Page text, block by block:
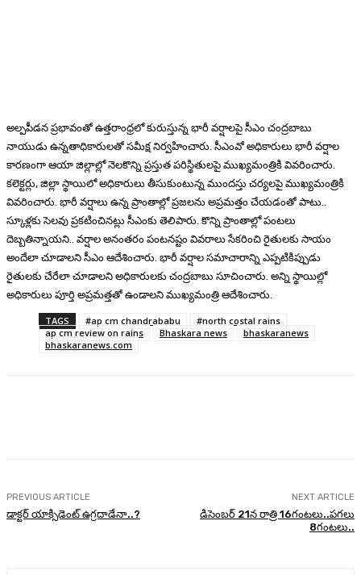
అల్పపీడన ప్రభావంతో ఉత్తరాంధ్రలో కురుస్తున్న భారీ వర్షాలపై సీఎం చంద్రబాబు
నాయుడు ఉన్నతాధికారులతో సమీక్ష నిర్వహించారు. సీఎంవో అధికారులు భారీ వర్షాల
కారణంగా ఆయా జిల్లాల్లో నెలకొన్ని ప్రస్తుత పరిస్థితులపై ముఖ్యమంత్రికి వివరించారు.
కలెక్టర్లు, జిల్లా స్థాయిలో అధికారులు తీసుకుంటున్న ముందస్తు చర్యలపై ముఖ్యమంత్రికి
వివరించారు. భారీ వర్షాలు ఉన్న ప్రాంతాల్లో ప్రజలను అప్రమత్తం చేయడంతో పాటు..
స్కూళ్లకు సెలవు ప్రకటించినట్లు సీఎంకు తెలిపారు. కొన్ని ప్రాంతాల్లో పంటలు
దెబ్బతిన్నాయని.. వర్షాల అనంతరం పంటనష్టం వివరాలు సేకరించి రైతులకు సాయం
అందేలా చూడాలని సీఎం ఆదేశించారు. భారీ వర్షాల సమాచారాన్ని ఎప్పటికిప్పుడు
రైతులకు చేరేలా చూడాలని అధికారులకు చంద్రబాబు సూచించారు. అన్ని స్థాయిల్లో
అధికారులు పూర్తి అప్రమత్తతో ఉండాలని ముఖ్యమంత్రి ఆదేశించారు.
TAGS #ap cm chandrababu
#north costal rains
ap cm review on rains
Bhaskara news
bhaskaranews
bhaskaranews.com
PREVIOUS ARTICLE
డాక్టర్ యాక్సిడెంట్ ఉగ్రదాడేనా..?
NEXT ARTICLE
డిసెంబ‌ర్ 21న రాత్రి 16గంటలు..పగలు
8గంటలు..